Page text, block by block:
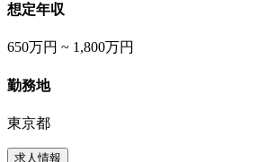
想定年収
650万円 ~ 1,800万円
勤務地
東京都
求人情報